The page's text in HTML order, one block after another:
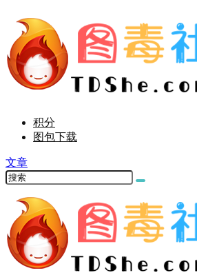
积分
图包下载
文章